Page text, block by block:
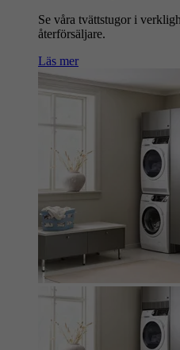
Se våra tvättstugor i
återförsäljare.
Läs mer